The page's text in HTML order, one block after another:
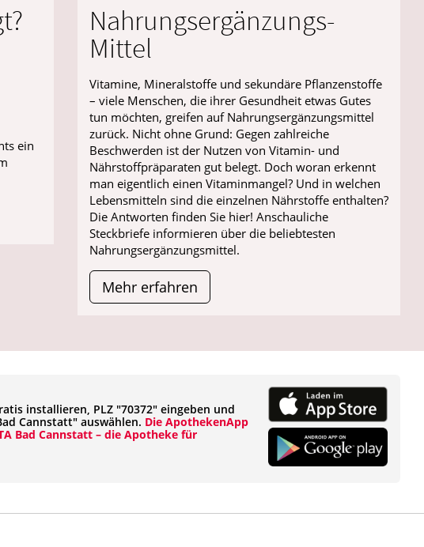
ein
Nahrungsergänzungs-
Mittel
Vitamine, Mineralstoffe und sekundäre Pflanzenstoffe
– viele Menschen, die ihrer Gesundheit etwas Gutes
tun möchten, greifen auf Nahrungsergänzungsmittel
zurück. Nicht ohne Grund: Gegen zahlreiche
Beschwerden ist der Nutzen von Vitamin- und
Nährstoffpräparaten gut belegt. Doch woran erkennt
man eigentlich einen Vitaminmangel? Und in welchen
Lebensmitteln sind die einzelnen Nährstoffe enthalten?
Die Antworten finden Sie hier! Anschauliche
Steckbriefe informieren über die beliebtesten
Nahrungsergänzungsmittel.
Mehr erfahren
installieren, PLZ "70372" eingeben und
Cannstatt" auswählen. Die ApothekenApp
Bad Cannstatt – die Apotheke für